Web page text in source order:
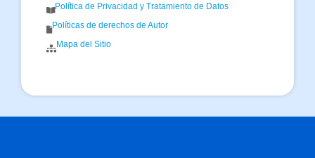
Política de Privacidad y Tratamiento de Datos
Políticas de derechos de Autor
Mapa del Sitio